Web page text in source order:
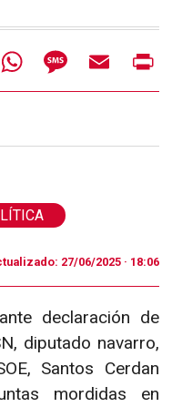
WhatsAppMessageEmail
27/06/2025 · 18:06
declaración de
diputado navarro,
Santos Cerdan
mordidas en